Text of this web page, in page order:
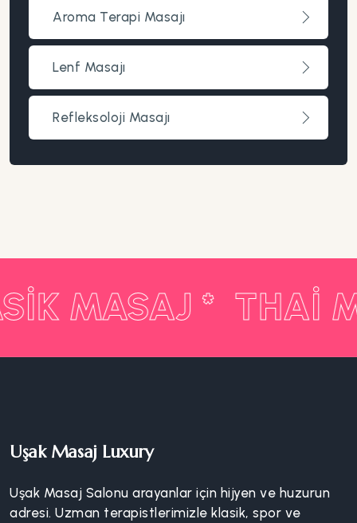
Aroma Terapi Masajı
Lenf Masajı
Refleksoloji Masajı
MASAJ * THAI
Uşak Masaj Luxury
Uşak Masaj Salonu arayanlar için hijyen ve huzurun
adresi. Uzman terapistlerimizle klasik, spor ve